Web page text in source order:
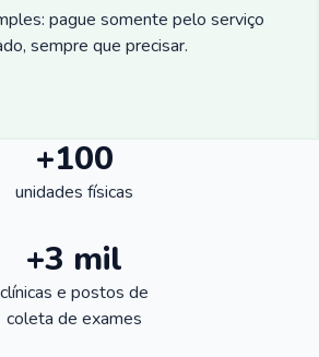
pague somente pelo serviço
sempre que precisar.
+100
unidades físicas
+3 mil
clínicas e postos de
coleta de exames